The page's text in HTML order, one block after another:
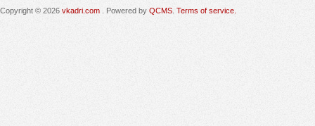
Copyright © 2026 vkadri.com . Powered by QCMS Terms of service.